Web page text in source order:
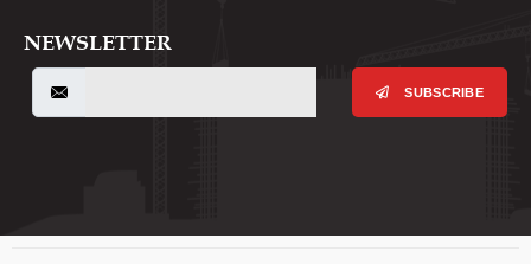
NEWSLETTER
SUBSCRIBE